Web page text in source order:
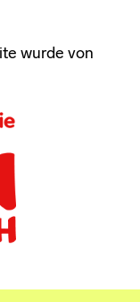
wurde von